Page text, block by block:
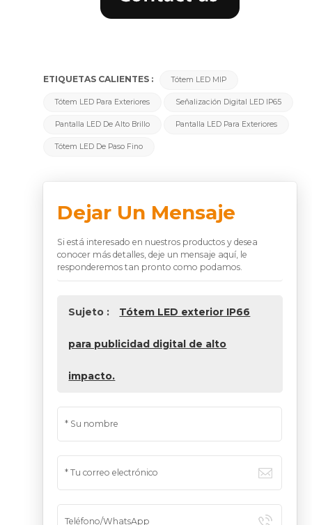
ETIQUETAS CALIENTES : Tótem LED MIP
Tótem LED Para Exteriores Señalización Digital LED IP65
Pantalla LED De Alto Brillo Pantalla LED Para Exteriores
Tótem LED De Paso Fino
Dejar Un Mensaje
Si está interesado en nuestros productos y desea
conocer más detalles, deje un mensaje aquí, le
responderemos tan pronto como podamos.
Sujeto : Tótem LED exterior IP66
para publicidad digital de alto
impacto.